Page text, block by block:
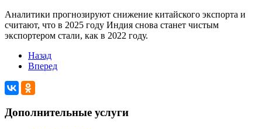
Аналитики прогнозируют снижение китайского экспорта и
считают, что в 2025 году Индия снова станет чистым
экспортером стали, как в 2022 году.
Назад
Вперед
Дополнительные услуги